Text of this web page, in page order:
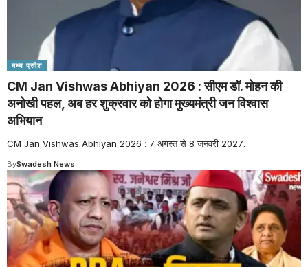
मध्य प्रदेश
CM Jan Vishwas Abhiyan 2026 : सीएम डॉ. मोहन की
अनोखी पहल, अब हर शुक्रवार को होगा मुख्यमंत्री जन विश्वास
अभियान
CM Jan Vishwas Abhiyan 2026 : 7 अगस्त से 8 जनवरी 2027…
BySwadesh News